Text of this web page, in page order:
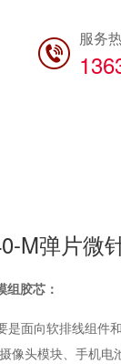
服务
M弹片微
胶芯：
面向软排线组
头模块、手机